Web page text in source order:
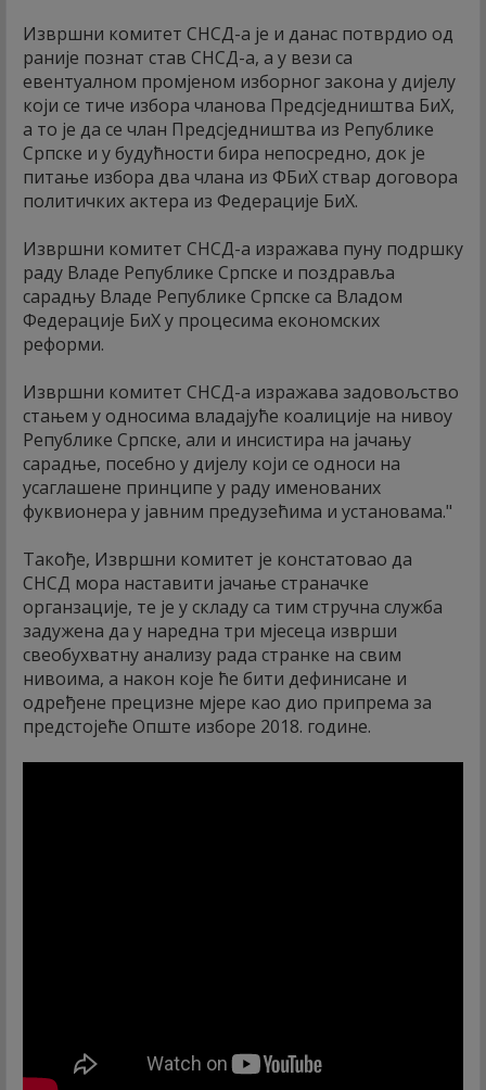
Извршни комитет СНСД-а је и данас потврдио од
раније познат став СНСД-а, а у вези са
евентуалном промјеном изборног закона у дијелу
који се тиче избора чланова Предсједништва БиХ,
а то је да се члан Предсједништва из Републике
Српске и у будућности бира непосредно, док је
питање избора два члана из ФБиХ ствар договора
политичких актера из Федерације БиХ.
Извршни комитет СНСД-а изражава пуну подршку
раду Владе Републике Српске и поздравља
сарадњу Владе Републике Српске са Владом
Федерације БиХ у процесима економских
реформи.
Извршни комитет СНСД-а изражава задовољство
стањем у односима владајуће коалиције на нивоу
Републике Српске, али и инсистира на јачању
сарадње, посебно у дијелу који се односи на
усаглашене принципе у раду именованих
фуквионера у јавним предузећима и установама."
Такође, Извршни комитет је констатовао да
СНСД мора наставити јачање страначке
органзације, те је у складу са тим стручна служба
задужена да у наредна три мјесеца изврши
свеобухватну анализу рада странке на свим
нивоима, а након које ће бити дефинисане и
одређене прецизне мјере као дио припрема за
предстојеће Опште изборе 2018. године.